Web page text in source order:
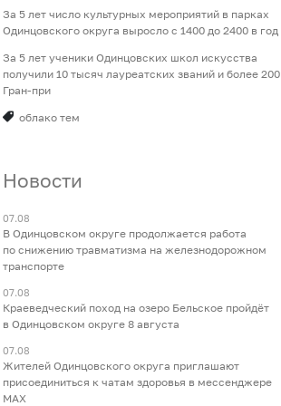
За 5 лет число культурных мероприятий в парках
Одинцовского округа выросло с 1400 до 2400 в год
За 5 лет ученики Одинцовских школ искусства
получили 10 тысяч лауреатских званий и более 200
Гран-при
облако тем
Новости
07.08
В Одинцовском округе продолжается работа
по снижению травматизма на железнодорожном
транспорте
07.08
Краеведческий поход на озеро Бельское пройдёт
в Одинцовском округе 8 августа
07.08
Жителей Одинцовского округа приглашают
присоединиться к чатам здоровья в мессенджере
МАХ